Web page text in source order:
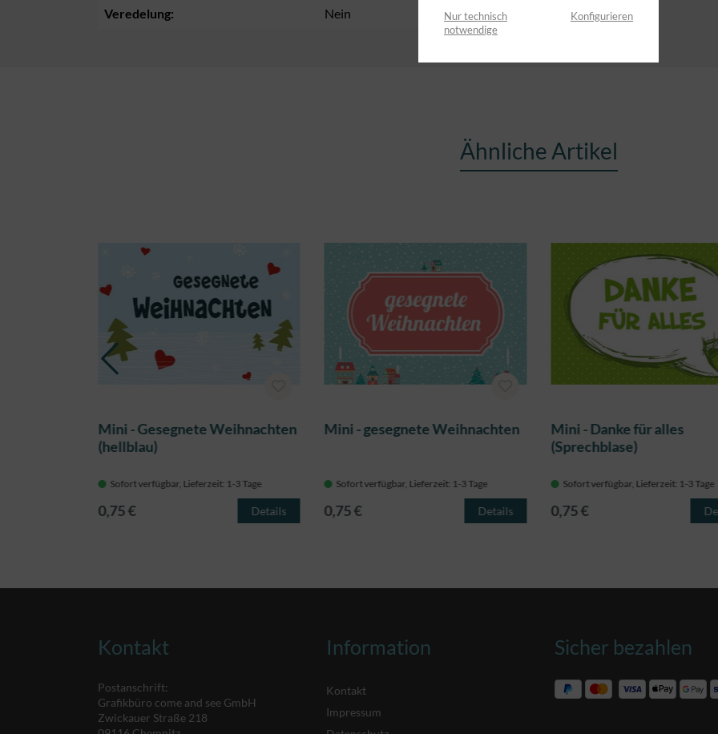
Veredelung:
Nein
Ähnliche Artikel
Mini - Gesegnete Weihnachten
(hellblau)
Sofort verfügbar, Lieferzeit: 1-3 Tage
0,75 € Details
Mini - gesegnete Weihnachten
Sofort verfügbar, Lieferzeit: 1-3 Tage
0,75 € Details
Mini - Danke für alles
(Sprechblase)
Sofort verfügbar, Lieferzeit: 1-3 Tage
0,75 €
Kontakt
Postanschrift:
Grafikbüro come and see GmbH
Zwickauer Straße 218
Information
Kontakt
Impressum
Sicher bezahlen
Nur technisch
notwendige
Konfigurieren